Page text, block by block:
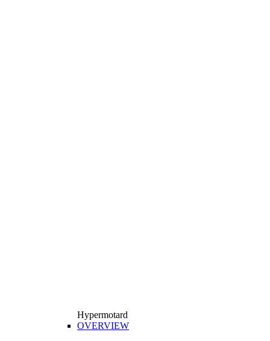
Hypermotard
OVERVIEW